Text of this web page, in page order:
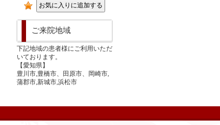
ご来院地域
下記地域の患者様にご利用いただ
いております。
【愛知県】
豊川市,豊橋市、田原市、岡崎市,
蒲郡市,新城市,浜松市